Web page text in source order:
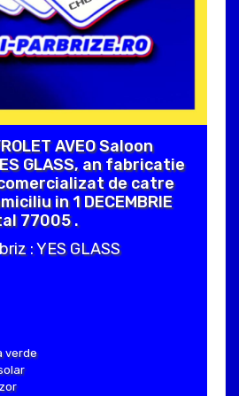
AVEO Saloon
GLASS, an fabricatie
de catre
in 1 DECEMBRIE
77005 .
: YES GLASS
verde